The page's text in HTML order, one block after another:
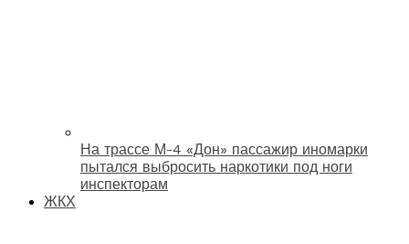
На трассе М-4 «Дон» пассажир иномарки
пытался выбросить наркотики под ноги
инспекторам
ЖКХ